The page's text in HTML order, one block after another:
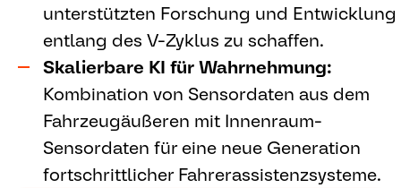
unterstützten Forschung und Entwicklung
entlang des V-Zyklus zu schaffen.
Skalierbare KI für Wahrnehmung:
Kombination von Sensordaten aus dem
Fahrzeugäußeren mit Innenraum-
Sensordaten für eine neue Generation
fortschrittlicher Fahrerassistenzsysteme.